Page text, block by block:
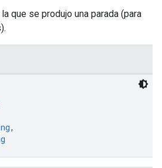
que se produjo una parada (para
,